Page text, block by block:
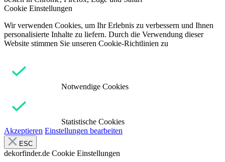
Cookie Einstellungen
Wir verwenden Cookies, um Ihr Erlebnis zu verbessern und Ihnen
personalisierte Inhalte zu liefern. Durch die Verwendung dieser
Website stimmen Sie unseren Cookie-Richtlinien zu
Notwendige Cookies
Statistische Cookies
Akzeptieren Einstellungen bearbeiten
ESC
dekorfinder.de Cookie Einstellungen